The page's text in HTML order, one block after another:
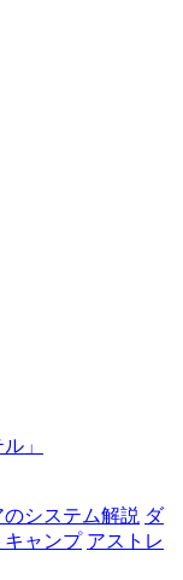
」
システム解説 ダ
キャンプ アストレ